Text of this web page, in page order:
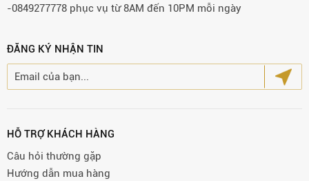
-0849277778 phục vụ từ 8AM đến 10PM mỗi ngày
ĐĂNG KÝ NHẬN TIN
HỖ TRỢ KHÁCH HÀNG
Câu hỏi thường gặp
Hướng dẫn mua hàng